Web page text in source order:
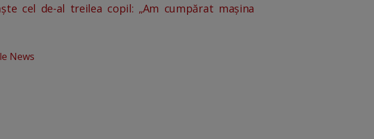
cel de-al treilea copil: „Am cumpărat mașina
News